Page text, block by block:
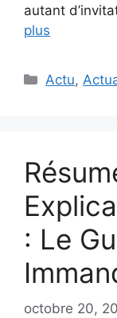
autant
plus
Catégories
Actu,
: Le
octobre 20,